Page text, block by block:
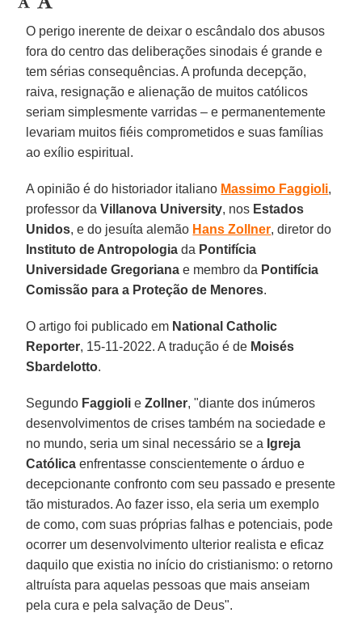
O perigo inerente de deixar o escândalo dos abusos
fora do centro das deliberações sinodais é grande e
tem sérias consequências. A profunda decepção,
raiva, resignação e alienação de muitos católicos
seriam simplesmente varridas – e permanentemente
levariam muitos fiéis comprometidos e suas famílias
ao exílio espiritual.
A opinião é do historiador italiano Massimo Faggioli,
professor daVillanova University, nos Estados
Unidos, e do jesuíta alemão Hans Zollner, diretor do
Instituto de Antropologia da Pontifícia
Universidade Gregoriana e membro da Pontifícia
Comissão para a Proteção de Menores.
O artigo foi publicado em National Catholic
Reporter, 15-11-2022. A tradução é de Moisés
Sbardelotto.
Segundo Faggioli eZollner, "diante dos inúmeros
desenvolvimentos de crises também na sociedade e
no mundo, seria um sinal necessário se a Igreja
Católica enfrentasse conscientemente o árduo e
decepcionante confronto com seu passado e presente
tão misturados. Ao fazer isso, ela seria um exemplo
de como, com suas próprias falhas e potenciais, pode
ocorrer um desenvolvimento ulterior realista e eficaz
daquilo que existia no início do cristianismo: o retorno
altruísta para aquelas pessoas que mais anseiam
pela cura e pela salvação de Deus".